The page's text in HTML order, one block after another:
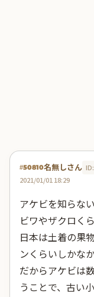
#50810名無しさん
2021/01/01 18:29
アケビを知らな
ビワやザクロく
日本は土着の果
ンくらいしかな
だからアケビは
うことで、古い